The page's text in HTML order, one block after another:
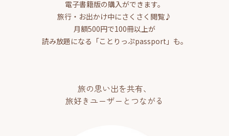
電子書籍版の購入ができます。
旅行・お出かけ中にさくさく閲覧♪
月額500円で100冊以上が
読み放題になる「ことりっぷpassport」も。
旅の思い出を共有、
旅好きユーザーとつながる